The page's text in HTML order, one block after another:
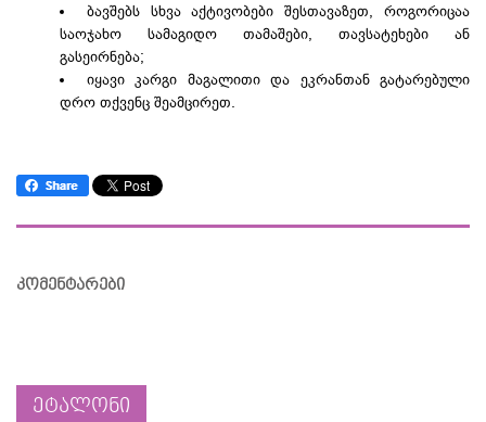
ბავშებს სხვა აქტივობები შესთავაზეთ, როგორიცაა
საოჯახო სამაგიდო თამაშები, თავსატეხები ან
გასეირნება;
იყავი კარგი მაგალითი და ეკრანთან გატარებული
დრო თქვენც შეამცირეთ.
კომენტარები
ეტალონი